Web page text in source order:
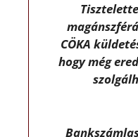
CÖKA
hogy még